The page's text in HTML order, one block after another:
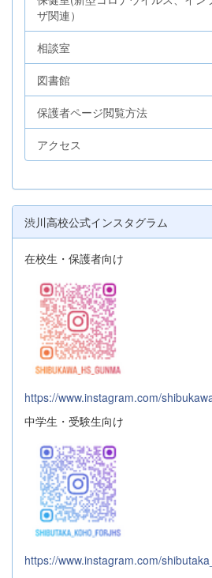
ザ関連）
相談室
図書館
保護者ページ閲覧方法
アクセス
渋川高校公式インスタグラム
在校生・保護者向け
https://www.instagram.com/
中学生・受験生向け
https://www.instagram.com/